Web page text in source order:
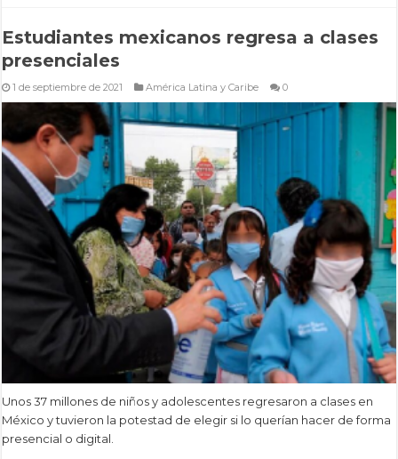
Estudiantes mexicanos regresa a clases
presenciales
1 de septiembre de 2021 América Latina y Caribe 0
Unos 37 millones de niños y adolescentes regresaron a clases en
México y tuvieron la potestad de elegir si lo querían hacer de forma
presencial o digital.